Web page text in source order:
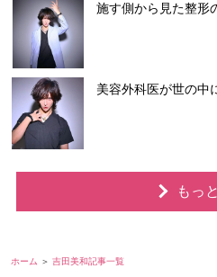
施す側から見た整形
美容外科医が世の中
もっ
ホーム 吉田美和記事一覧